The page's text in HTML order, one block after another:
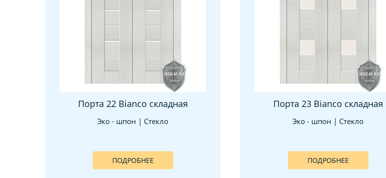
Порта 22 Bianco складная
Эко - шпон | Стекло
ПОДРОБНЕЕ
Порта 23 Bianco складная
Эко - шпон | Стекло
ПОДРОБНЕЕ